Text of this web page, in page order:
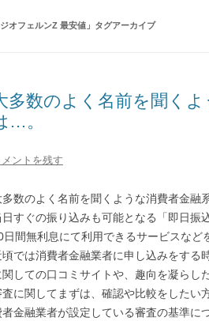
ジオフェルンZ 最安値 」タグアーカイブ
多数のよく名前を聞く
…。
メントを残す
多数のよく名前を聞くような消費者金融
日すぐの振り込みも可能となる「即日振
日間無利息にて利用できるサービスなど
頃では消費者金融業者に申し込みをする
関しての口コミサイトや、趣向を凝らし
査に関してまずは、確認や比較をしたい
者金融業者が設定している審査の基準に